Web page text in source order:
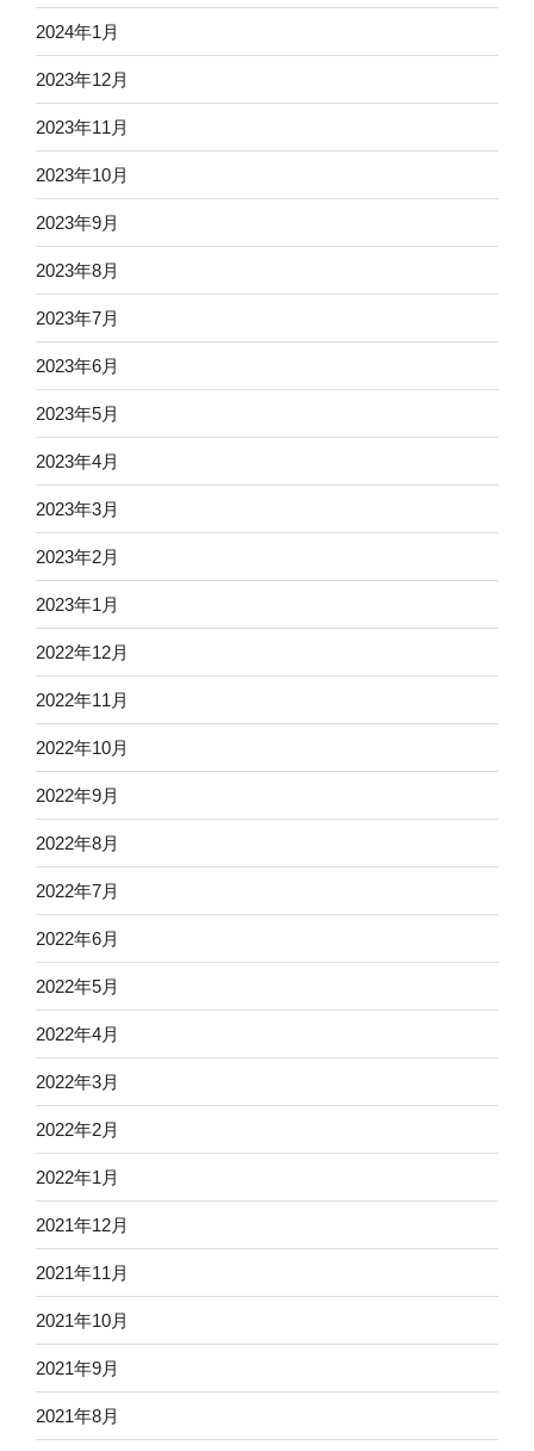
2024年1月
2023年12月
2023年11月
2023年10月
2023年9月
2023年8月
2023年7月
2023年6月
2023年5月
2023年4月
2023年3月
2023年2月
2023年1月
2022年12月
2022年11月
2022年10月
2022年9月
2022年8月
2022年7月
2022年6月
2022年5月
2022年4月
2022年3月
2022年2月
2022年1月
2021年12月
2021年11月
2021年10月
2021年9月
2021年8月